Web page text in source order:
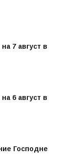
7 август в
6 август в
Господне